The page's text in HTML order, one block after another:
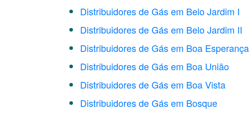
Distribuidores de Gás em Belo Jardim I
Distribuidores de Gás em Belo Jardim II
Distribuidores de Gás em Boa Esperança
Distribuidores de Gás em Boa União
Distribuidores de Gás em Boa Vista
Distribuidores de Gás em Bosque